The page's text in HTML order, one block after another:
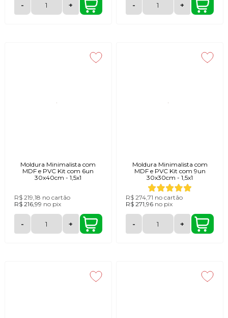
- + - +
Moldura Minimalista com
MDF e PVC Kit com 6un
30x40cm - 1,5x1
R$ 219,18 no cartão
R$ 216,99 no pix
- +
Moldura Minimalista com
MDF e PVC Kit com 9un
30x30cm - 1,5x1
R$ 274,71 no cartão
R$ 271,96 no pix
- +